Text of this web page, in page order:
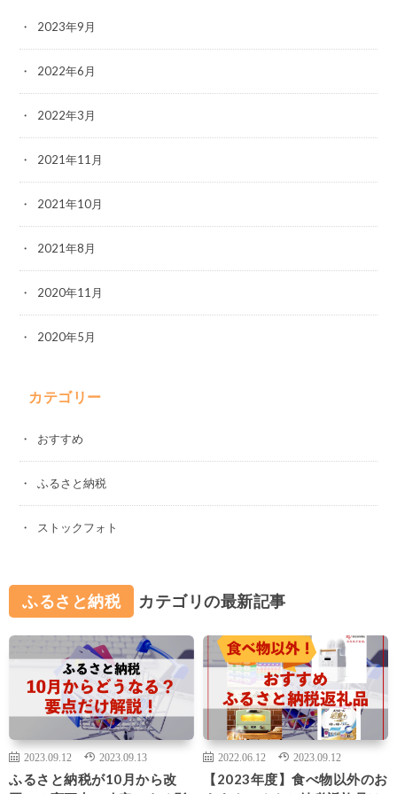
2023年9月
2022年6月
2022年3月
2021年11月
2021年10月
2021年8月
2020年11月
2020年5月
カテゴリー
おすすめ
ふるさと納税
ストックフォト
ふるさと納税 カテゴリの最新記事
2023.09.12 2023.09.13
ふるさと納税が10月から改
2022.06.12 2023.09.12
【2023年度】食べ物以外のお